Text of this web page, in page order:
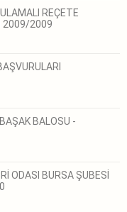
REÇETE
2009/2009
BALOSU -
ODASI BURSA ŞUBESİ